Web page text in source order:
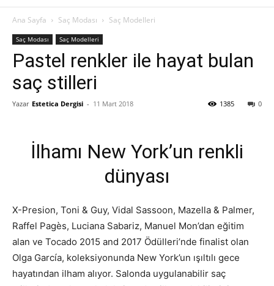
Ana Sayfa Saç Modası Saç Modelleri
Saç Modası Saç Modelleri
Pastel renkler ile hayat bulan
saç stilleri
Yazar Estetica Dergisi - 11 Mart 2018 0
1385
İlhamı New York’un renkli
dünyası
X-Presion, Toni & Guy, Vidal Sassoon, Mazella & Palmer,
Raffel Pagès, Luciana Sabariz, Manuel Mon’dan eğitim
alan ve Tocado 2015 and 2017 Ödülleri’nde finalist olan
Olga García, koleksiyonunda New York’un ışıltılı gece
hayatından ilham alıyor. Salonda uygulanabilir saç